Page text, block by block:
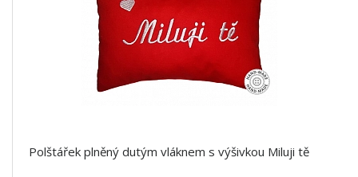
Polštářek plněný dutým vláknem s výšivkou Miluji tě